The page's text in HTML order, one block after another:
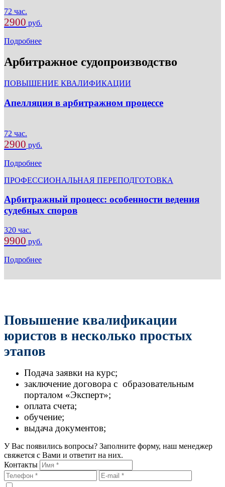
72 час.
2900 руб.
Подробнее
Арбитражное судопроизводство
ПОВЫШЕНИЕ КВАЛИФИКАЦИИ
Апелляция в арбитражном процессе
72 час.
2900 руб.
Подробнее
ПРОФЕССИОНАЛЬНАЯ ПЕРЕПОДГОТОВКА
Арбитражный процесс: особенности ведения
судебных споров
320 час.
9900 руб.
Подробнее
Повышение квалификации
юристов в несколько простых
этапов
Подача заявки на курс;
заключение договора с образовательным
порталом «Эксперт»;
оплата счета;
обучение;
выдача документов;
У Вас появились вопросы? Заполните форму, наш менеджер
свяжется с Вами и ответит на них.
Контакты